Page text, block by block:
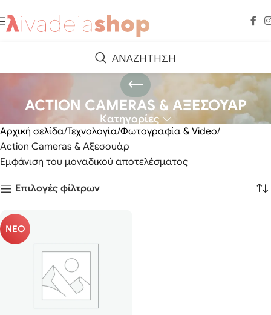
ΑΝΑΖΗΤΗΣΗ
ACTION CAMERAS & ΑΞΕΣΟΥΑΡ
Κατηγορίες
Αρχική σελίδα Τεχνολογία Φωτογραφία & Video
Action Cameras & Αξεσουάρ
Εμφάνιση του μοναδικού αποτελέσματος
Επιλογές φίλτρων
ΝΕΟ